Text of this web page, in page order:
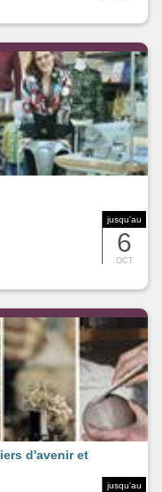
jusqu'au
6
OCT
jusqu'au
d'avenir et